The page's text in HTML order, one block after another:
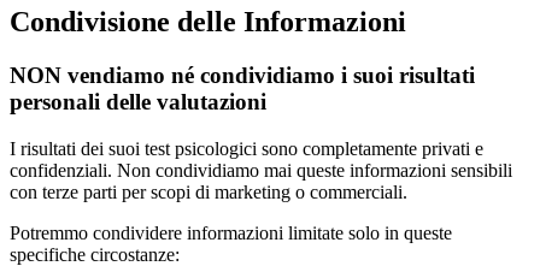
Condivisione delle Informazioni
NON vendiamo né condividiamo i suoi risultati
personali delle valutazioni
I risultati dei suoi test psicologici sono completamente privati e
confidenziali. Non condividiamo mai queste informazioni sensibili
con terze parti per scopi di marketing o commerciali.
Potremmo condividere informazioni limitate solo in queste
specifiche circostanze: